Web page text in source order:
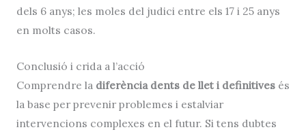
dels 6 anys; les moles del judici entre els 17 i 25 anys
en molts casos.
Conclusió i crida a l’acció
Comprendre la diferència dents de llet i definitivesés
la base per prevenir problemes i estalviar
intervencions complexes en el futur. Si tens dubtes